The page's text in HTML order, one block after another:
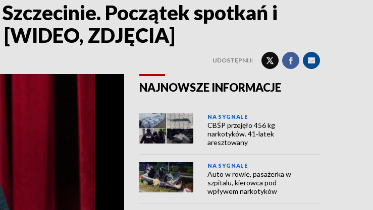
Początek spotkań i
ZDJĘCIA]
UDOSTĘPNIJ:
NAJNOWSZE INFORMACJE
NA SYGNALE
CBŚP przejęło 456 kg
narkotyków. 41‑latek
aresztowany
NA SYGNALE
Auto w rowie, pasażerka w
szpitalu, kierowca pod
wpływem narkotyków